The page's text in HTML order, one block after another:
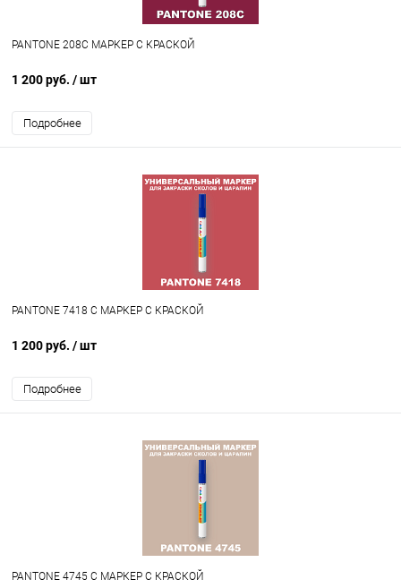
PANTONE 208C МАРКЕР С КРАСКОЙ
1 200 руб. / шт
Подробнее
PANTONE 7418 C МАРКЕР С КРАСКОЙ
1 200 руб. / шт
Подробнее
PANTONE 4745 C МАРКЕР С КРАСКОЙ